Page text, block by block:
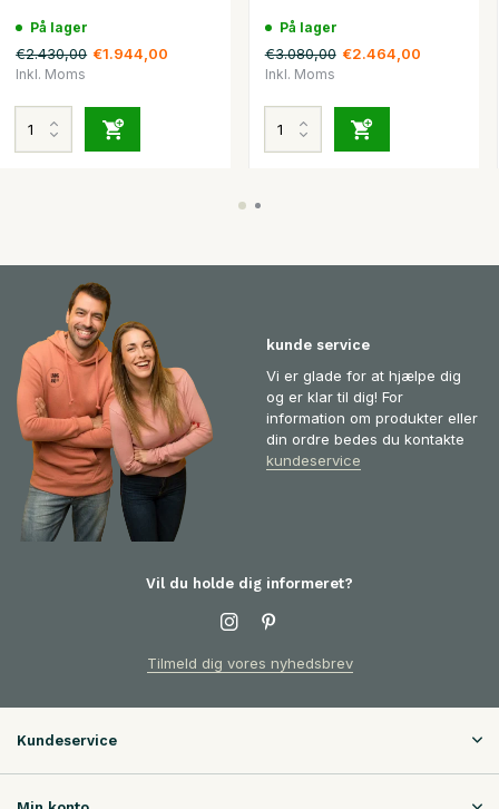
På lager
€2.430,00 €1.944,00
Inkl. Moms
På lager
€3.080,00 €2.464,00
Inkl. Moms
kunde service
Vi er glade for at hjælpe dig
og er klar til dig! For
information om produkter eller
din ordre bedes du kontakte
kundeservice
Vil du holde dig informeret?
Tilmeld dig vores nyhedsbrev
Kundeservice